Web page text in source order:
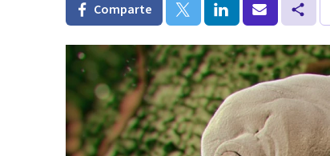
Comparte